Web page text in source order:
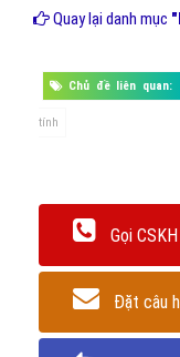
Quay lại danh mục
Chủ đề liên quan:
tính
Gọi CSKH
Đặt câu